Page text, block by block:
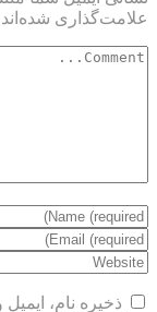
علامت‌گذاری شده‌اند
ذخیره نام،